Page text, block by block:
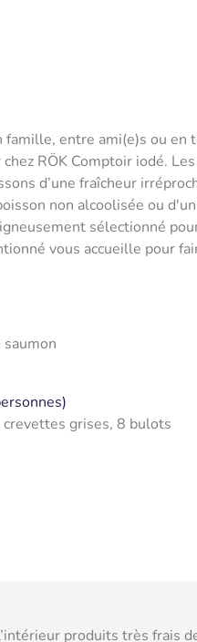
entre ami(e)s ou
RÖK Comptoir iodé.
d’une fraîcheur
non alcoolisée ou
sélectionné
vous accueille pour
grises, 8 bulots
produits très frais